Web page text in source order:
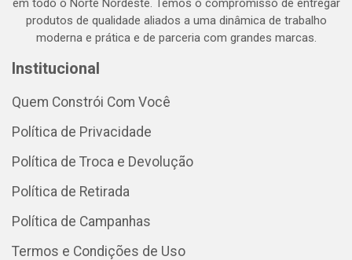
em todo o Norte Nordeste. Temos o compromisso de entregar
produtos de qualidade aliados a uma dinâmica de trabalho
moderna e prática e de parceria com grandes marcas.
Institucional
Quem Constrói Com Você
Política de Privacidade
Política de Troca e Devolução
Política de Retirada
Política de Campanhas
Termos e Condições de Uso